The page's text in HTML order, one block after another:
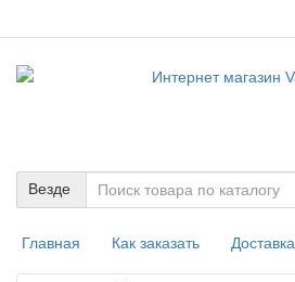
Везде
Главная Как заказать Доставка